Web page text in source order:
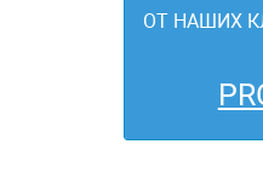
ОТ НАШИХ